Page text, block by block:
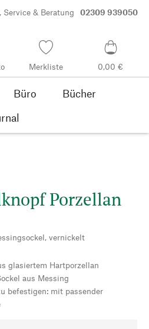
Service & Beratung 02309 939050
Merkliste 0,00 €
Büro
Bücher
Porzellan
vernickelt
glasiertem Hartporzellan
aus Messing
befestigen: mit passender